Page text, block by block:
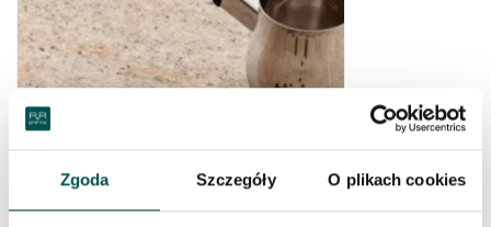
Zgoda Szczegóły O plikach cookies